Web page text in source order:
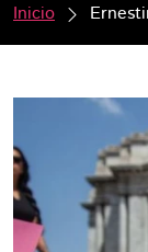
Inicio